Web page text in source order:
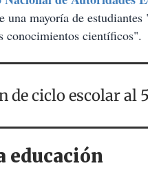
una mayoría de
conocimientos científicos".
de ciclo escolar al
educación